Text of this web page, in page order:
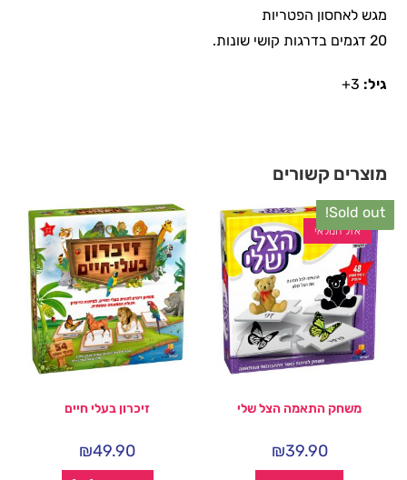
מגש לאחסון הפטריות
20 דגמים בדרגות קושי שונות.
גיל:
מוצרים קשורים
Sold out!
אזל המלאי
משחק התאמה הצל שלי
₪39.90
זיכרון בעלי חיים
₪49.90